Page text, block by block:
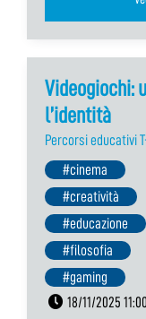
Videogiochi:
l’identità
Percorsi educativi
#cinema
#creatività
#educazione
#filosofia
#gaming
18/11/2025 11:00